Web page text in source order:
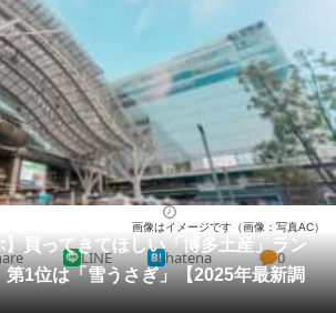
クイズ
地域
教育・育児
リサーチ
買ってきてほしい「博多土産」ラン
1位は「雪うさぎ」【2025年最新調
画像はイメージです（画像：写真AC）
LINE hatena 0